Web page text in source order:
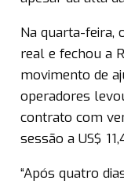
Na quarta-feira,
real e fechou a
movimento de
operadores
contrato com
sessão a US$
“Após quatro